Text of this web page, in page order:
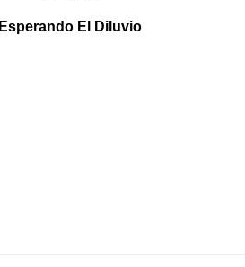
Esperando El Diluvio